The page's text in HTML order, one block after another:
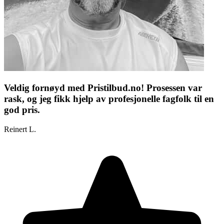
Veldig fornøyd med Pristilbud.no! Prosessen var
rask, og jeg fikk hjelp av profesjonelle fagfolk til en
god pris.
Reinert L.